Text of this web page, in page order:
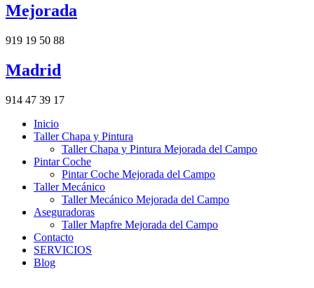
Mejorada
919 19 50 88
Madrid
914 47 39 17
Inicio
Taller Chapa y Pintura
Taller Chapa y Pintura Mejorada del Campo
Pintar Coche
Pintar Coche Mejorada del Campo
Taller Mecánico
Taller Mecánico Mejorada del Campo
Aseguradoras
Taller Mapfre Mejorada del Campo
Contacto
SERVICIOS
Blog